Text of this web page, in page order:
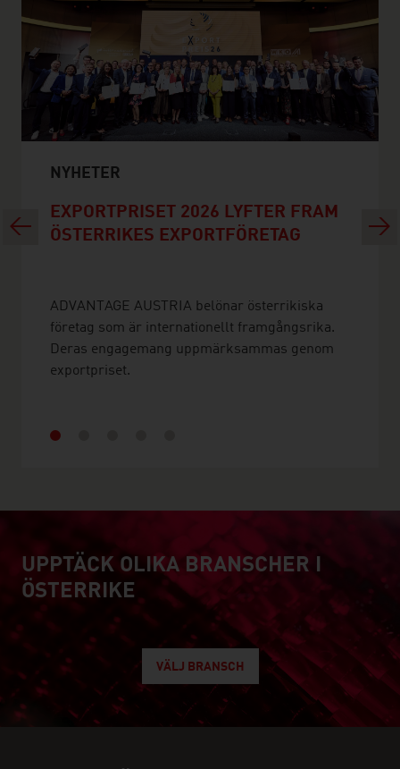
NYHETER
EXPORTPRISET 2026 LYFTER FRAM
ÖSTERRIKES EXPORTFÖRETAG
ADVANTAGE AUSTRIA belönar österrikiska
företag som är internationellt framgångsrika.
Deras engagemang uppmärksammas genom
exportpriset.
Previous Next
explore austrian industry
UPPTÄCK OLIKA BRANSCHER I
ÖSTERRIKE
VÄLJ BRANSCH